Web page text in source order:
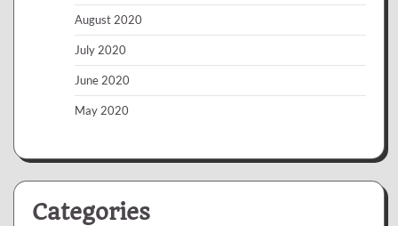
August 2020
July 2020
June 2020
May 2020
Categories